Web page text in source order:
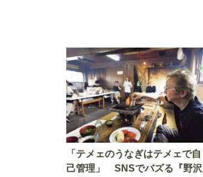
「テメェのうなぎはテメェで自
己管理」 SNSでバズる『野沢